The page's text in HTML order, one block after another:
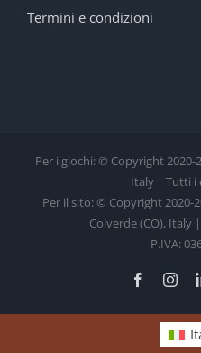
Termini e condizioni
Per i giochi: © Copyright 2020-
Italy | Tutti i
Per il sito: © Copyright 2020-
Colverde (CO),
P.IVA:
Facebook